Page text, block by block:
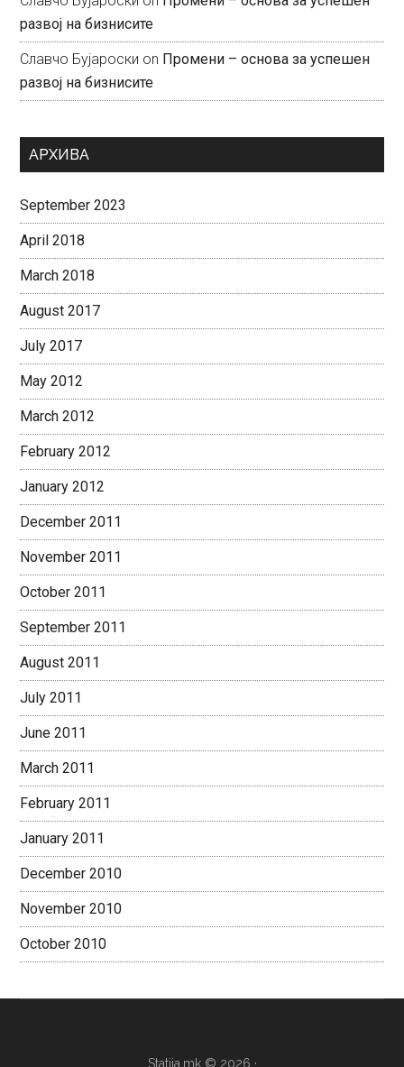
развој на бизнисите
Славчо Бујароски on Промени – основа за успешен
развој на бизнисите
АРХИВА
September 2023
April 2018
March 2018
August 2017
July 2017
May 2012
March 2012
February 2012
January 2012
December 2011
November 2011
October 2011
September 2011
August 2011
July 2011
June 2011
March 2011
February 2011
January 2011
December 2010
November 2010
October 2010
Statija.mk © 2026 ·